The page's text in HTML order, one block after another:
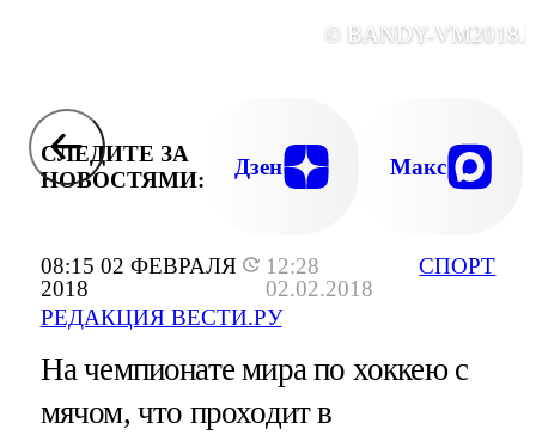
08:15 02 ФЕВРАЛЯ
2018
12:28
02.02.2018
РЕДАКЦИЯ ВЕСТИ.РУ
СПОРТ
© BANDY-
СЛЕДИТЕ ЗА
НОВОСТЯМИ:
Дзен Макс
На чемпионате мира по хоккею с
мячом, что проходит в